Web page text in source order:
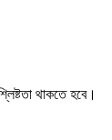
থাকতে হবে।